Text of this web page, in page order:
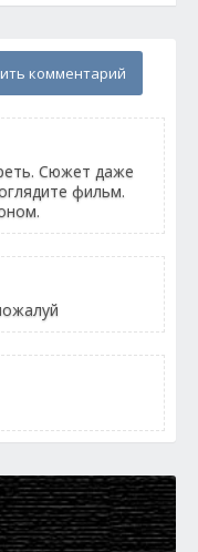
комментарий
Сюжет даже
фильм.